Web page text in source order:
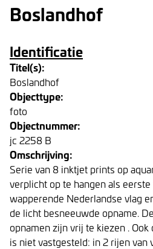
Boslandhof
Identificatie
Titel(s):
Boslandhof
Objecttype:
foto
Objectnummer:
jc 2258 B
Omschrijving:
Serie van 8 inktjet prints op
verplicht op te hangen als
wapperende Nederlandse vlag
de licht besneeuwde opname.
opnamen zijn vrij te kiezen .
is niet vastgesteld: in 2 rijen van